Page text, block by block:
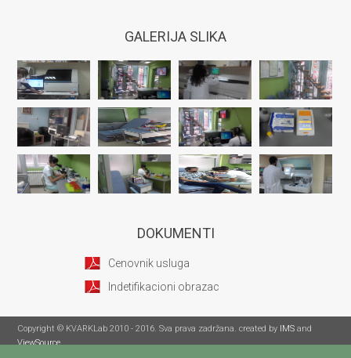
GALERIJA SLIKA
DOKUMENTI
Cenovnik usluga
Indetifikacioni obrazac
Copyright © KVARKLab 2010 - 2016. Sva prava zadržana. created by IMS and
ViewSource